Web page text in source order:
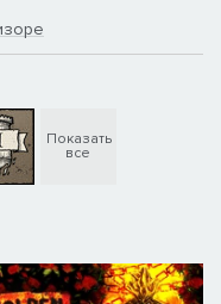
Показать
все